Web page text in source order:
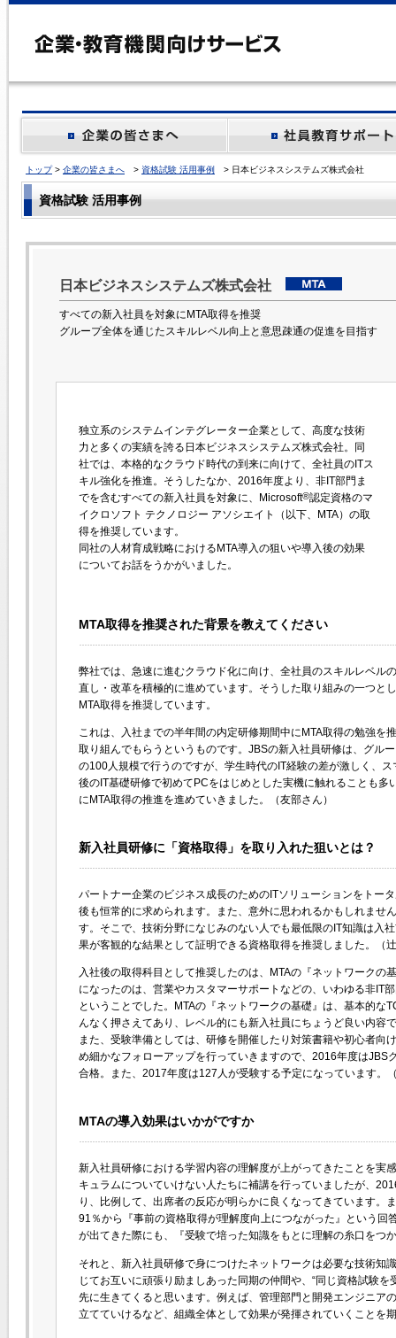
トップ> 企業の皆さまへ > 資格試験 活用事例 > 日本ビジネスシステムズ株式会社
資格試験 活用事例
日本ビジネスシステムズ株式会社
すべての新入社員を対象にMTA取得を推奨
グループ全体を通じたスキルレベル向上と意思疎通の促進を目指す
独立系のシステムインテグレーター企業として、高度な技術
力と多くの実績を誇る日本ビジネスシステムズ株式会社。同
社では、本格的なクラウド時代の到来に向けて、全社員のITス
キル強化を推進。そうしたなか、2016年度より、非IT部門ま
でを含むすべての新入社員を対象に、Microsoft®認定資格のマ
イクロソフト テクノロジー アソシエイト（以下、MTA）の取
得を推奨しています。
同社の人材育成戦略におけるMTA導入の狙いや導入後の効果
についてお話をうかがいました。
MTA取得を推奨された背景を教えてください
弊社では、急速に進むクラウド化に向け、全社員のスキルレベル
直し・改革を積極的に進めています。そうした取り組みの一つと
MTA取得を推奨しています。
これは、入社までの半年間の内定研修期間中にMTA取得の勉強を
取り組んでもらうというものです。JBSの新入社員研修は、グル
の100人規模で行うのですが、学生時代のIT経験の差が激しく、
後のIT基礎研修で初めてPCをはじめとした実機に触れることも多
にMTA取得の推進を進めていきました。（友部さん）
新入社員研修に「資格取得」を取り入れた狙いとは？
パートナー企業のビジネス成長のためのITソリューションをトー
後も恒常的に求められます。また、意外に思われるかもしれませ
す。そこで、技術分野になじみのない人でも最低限のIT知識は入
果が客観的な結果として証明できる資格取得を推奨しました。（
入社後の取得科目として推奨したのは、MTAの『ネットワークの
になったのは、営業やカスタマーサポートなどの、いわゆる非IT
ということでした。MTAの『ネットワークの基礎』は、基本的な
んなく押さえてあり、レベル的にも新入社員にちょうど良い内容
また、受験準備としては、研修を開催したり対策書籍や初心者向
め細かなフォローアップを行っていきますので、2016年度はJBS
合格。また、2017年度は127人が受験する予定になっています。
MTAの導入効果はいかがですか
新入社員研修における学習内容の理解度が上がってきたことを実
キュラムについていけない人たちに補講を行っていましたが、
り、比例して、出席者の反応が明らかに良くなってきています。
91％から『事前の資格取得が理解度向上につながった』という回
が出てきた際にも、『受験で培った知識をもとに理解の糸口をつ
それと、新入社員研修で身につけたネットワークは必要な技術知
じてお互いに頑張り励ましあった同期の仲間や、“同じ資格試験
先に生きてくると思います。例えば、管理部門と開発エンジニア
立てていけるなど、組織全体として効果が発揮されていくことを